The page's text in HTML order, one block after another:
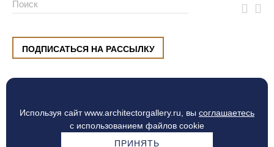
Используя сайт www.architectorgallery.ru, вы соглашаетесь
с использованием файлов cookie
ПРИНЯТЬ
ПОДПИСАТЬСЯ НА РАССЫЛКУ
ул. Малышева, 8, Екатеринбург
Процесс оплаты